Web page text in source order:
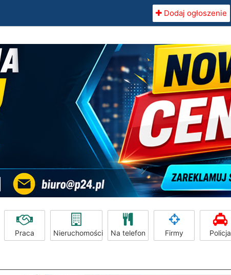
Dodaj ogłoszenie
Praca Nieruchomości Na telefon Firmy Policja